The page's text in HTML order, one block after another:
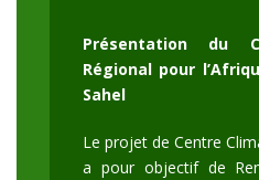
Présentation du
Régional pour
Sahel
Le projet de Centre
a pour objectif de